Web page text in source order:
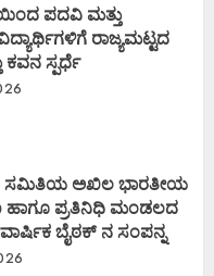
ಪದವಿ ಮತ್ತು
ರಾಜ್ಯಮಟ್ಟದ
ಕವನ ಸ್ಪರ್ಧೆ
ಸಮಿತಿಯ ಅಖಿಲ ಭಾರತೀಯ
ಹಾಗೂ ಪ್ರತಿನಿಧಿ ಮಂಡಲದ
ಬೈಠಕ್ ನ ಸಂಪನ್ನ